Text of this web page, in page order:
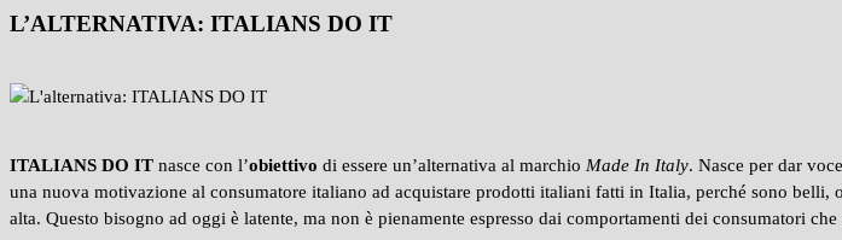
L’ALTERNATIVA: ITALIANS DO IT
ITALIANS DO IT nasce con l’obiettivo di essere un’alternativa al marchio Made In Italy. Nasce per dar
una nuova motivazione al consumatore italiano ad acquistare prodotti italiani fatti in Italia, perché sono
alta. Questo bisogno ad oggi è latente, ma non è pienamente espresso dai comportamenti dei consumatori